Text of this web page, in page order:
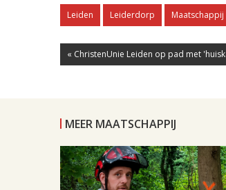
Leiden Leiderdorp Maatschappij
« ChristenUnie Leiden op pad met
MEER MAATSCHAPPIJ